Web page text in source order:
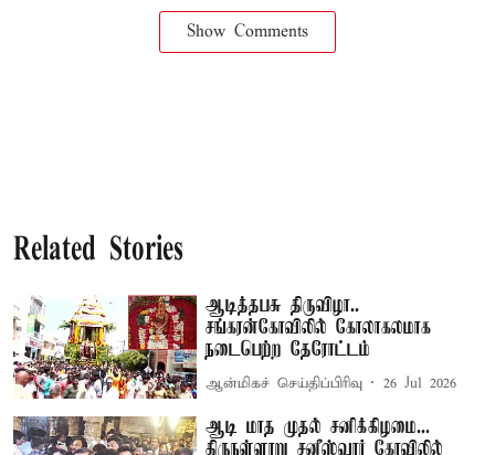
Show Comments
Related Stories
ஆடித்தபசு திருவிழா..
சங்கரன்கோவிலில் கோலாகலமாக
நடைபெற்ற தேரோட்டம்
ஆன்மிகச் செய்திப்பிரிவு 26 Jul 2026
ஆடி மாத முதல் சனிக்கிழமை...
திருநள்ளாறு சனீஸ்வரர் கோவிலில்